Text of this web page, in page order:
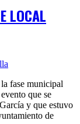
LOCAL
fase municipal
que se
y que estuvo
de